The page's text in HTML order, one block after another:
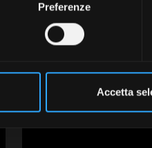
Preferenze
Accetta
articolo racconta un modo di
articoli che ti piacciono di più